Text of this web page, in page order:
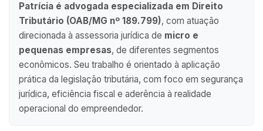
Patrícia é advogada especializada em Direito
Tributário (OAB/MG nº 189.799), com atuação
direcionada à assessoria jurídica de micro e
pequenas empresas, de diferentes segmentos
econômicos. Seu trabalho é orientado à aplicação
prática da legislação tributária, com foco em segurança
jurídica, eficiência fiscal e aderência à realidade
operacional do empreendedor.